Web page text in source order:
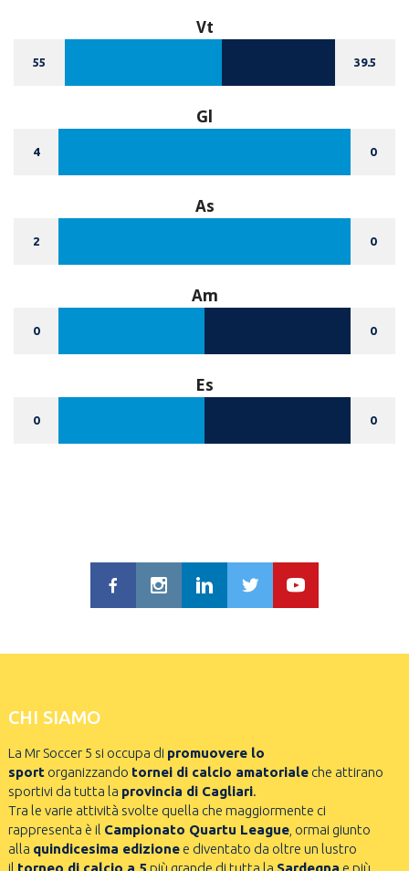
Vt
55 39.5
Gl
4 0
As
2 0
Am
0 0
Es
0 0
CHI SIAMO
La Mr Soccer 5 si occupa di promuovere lo
sportorganizzando tornei di calcio amatorialeche attirano
sportivi da tutta la provincia di Cagliari.
Tra le varie attività svolte quella che maggiormente ci
rappresenta è il Campionato Quartu League, ormai giunto
alla quindicesima edizionee diventato da oltre un lustro
il torneo di calcio a 5 più grande di tutta la Sardegna e più